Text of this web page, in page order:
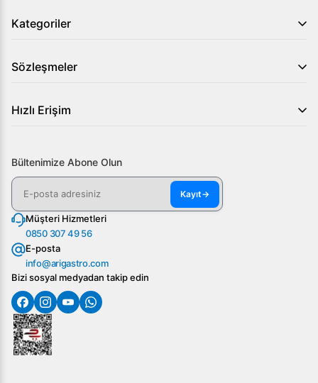
Kategoriler
Sözleşmeler
Hızlı Erişim
Bültenimize Abone Olun
Kayıt→
Müşteri Hizmetleri
0850 307 49 56
E-posta
info@arigastro.com
Bizi sosyal medyadan takip edin